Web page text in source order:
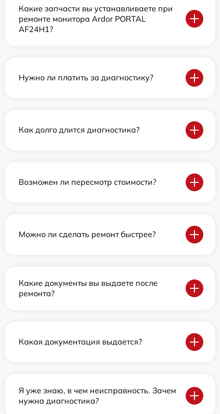
Какие запчасти вы устанавливаете при
ремонте монитора Ardor PORTAL
AF24H1?
Нужно ли платить за диагностику?
Как долго длится диагностика?
Возможен ли пересмотр стоимости?
Можно ли сделать ремонт быстрее?
Какие документы вы выдаете после
ремонта?
Какая документация выдается?
Я уже знаю, в чем неисправность. Зачем
нужна диагностика?